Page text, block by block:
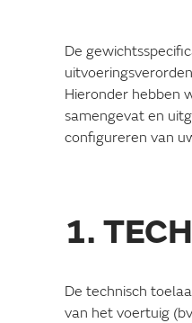
De
Hieronder hebben
samengevat en
configureren van
1.
De technisch
van het voertuig